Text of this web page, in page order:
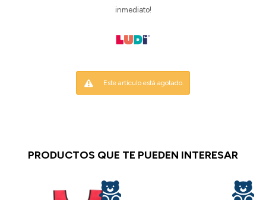
inmediato!
Este artículo está agotado.
PRODUCTOS QUE TE PUEDEN INTERESAR